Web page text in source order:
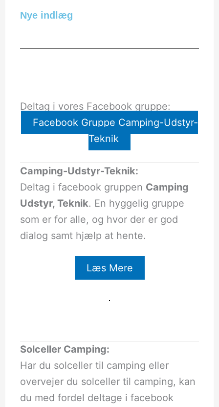
Nye indlæg
Deltag i vores Facebook gruppe:
Facebook Gruppe Camping-Udstyr-
Teknik
Camping-Udstyr-Teknik:
Deltag i facebook gruppen Camping
Udstyr, Teknik. En hyggelig gruppe
som er for alle, og hvor der er god
dialog samt hjælp at hente.
Læs Mere
Solceller Camping:
Har du solceller til camping eller
overvejer du solceller til camping, kan
du med fordel deltage i facebook